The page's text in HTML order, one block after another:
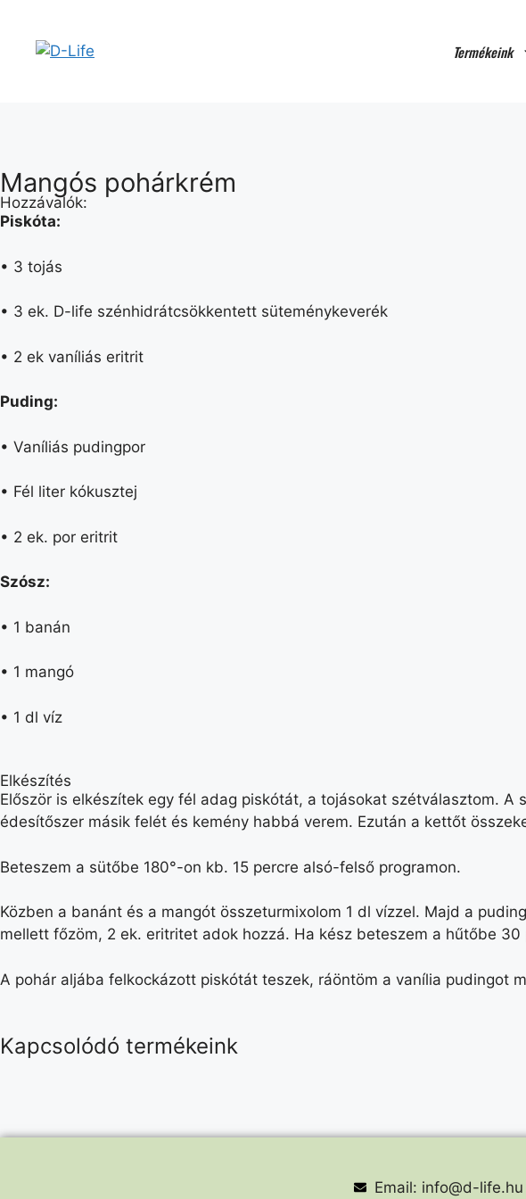
Termékeink
Mangós pohárkrém
Hozzávalók:
Piskóta:
• 3 tojás
• 3 ek. D-life szénhidrátcsökkentett süteménykeverék
• 2 ek vaníliás eritrit
Puding:
• Vaníliás pudingpor
• Fél liter kókusztej
• 2 ek. por eritrit
Szósz:
• 1 banán
• 1 mangó
• 1 dl víz
Elkészítés
Először is elkészítek egy fél adag piskótát, a tojásokat szétválasztom.
édesítőszer másik felét és kemény habbá verem. Ezután a kettőt
Beteszem a sütőbe 180°-on kb. 15 percre alsó-felső programon.
Közben a banánt és a mangót összeturmixolom 1 dl vízzel. Majd a
mellett főzöm, 2 ek. eritritet adok hozzá. Ha kész beteszem a hűtőbe
A pohár aljába felkockázott piskótát teszek, ráöntöm a vanília pudingot
Kapcsolódó termékeink
Email: info@d-life.hu